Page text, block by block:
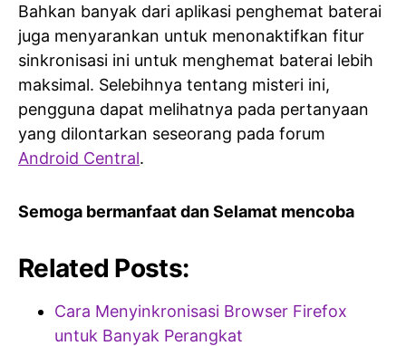
Bahkan banyak dari aplikasi penghemat baterai
juga menyarankan untuk menonaktifkan fitur
sinkronisasi ini untuk menghemat baterai lebih
maksimal. Selebihnya tentang misteri ini,
pengguna dapat melihatnya pada pertanyaan
yang dilontarkan seseorang pada forum
Android Central.
Semoga bermanfaat dan Selamat mencoba
Related Posts:
Cara Menyinkronisasi Browser Firefox
untuk Banyak Perangkat